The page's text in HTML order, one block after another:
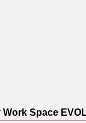
Work Space